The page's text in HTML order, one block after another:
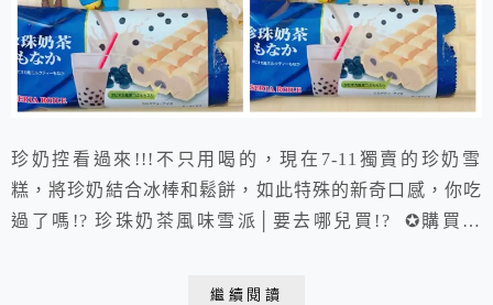
珍奶控看過來!!!不只用喝的，現在7-11獨賣的珍奶雪
糕，將珍奶結合冰棒和鬆餅，如此特殊的新奇口感，你吃
過了嗎!? 珍珠奶茶風味雪派│要去哪兒買!? ✪購買地
繼續閱讀